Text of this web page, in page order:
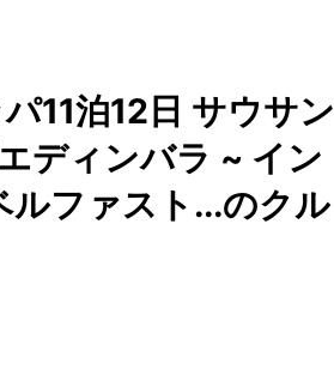
11泊12日 サウサン
ディンバラ ~ イン
ルファスト...のクル